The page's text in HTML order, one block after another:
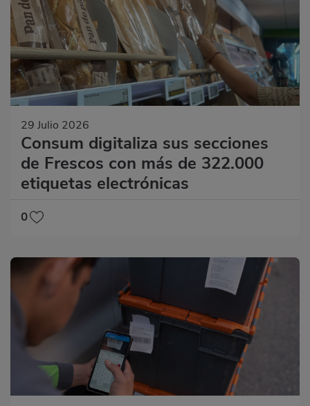
29 Julio 2026
Consum digitaliza sus secciones
de Frescos con más de 322.000
etiquetas electrónicas
0